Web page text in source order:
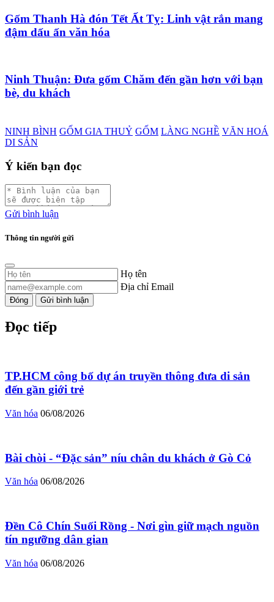
Gốm Thanh Hà đón Tết Ất Tỵ: Linh vật rắn mang
đậm dấu ấn văn hóa
Ninh Thuận: Đưa gốm Chăm đến gần hơn với bạn
bè, du khách
NINH BÌNH GỐM GIA THUỶ GỐM LÀNG NGHỀ VĂN HOÁ
DI SẢN
Ý kiến bạn đọc
Gửi bình luận
Thông tin người gửi
Họ tên
Địa chỉ Email
Đóng Gửi bình luận
Đọc tiếp
TP.HCM công bố dự án truyền thông đưa di sản
đến gần giới trẻ
Văn hóa 06/08/2026
Bài chòi - “Đặc sản” níu chân du khách ở Gò Cỏ
Văn hóa 06/08/2026
Đền Cô Chín Suối Rồng - Nơi gìn giữ mạch nguồn
tín ngưỡng dân gian
Văn hóa 06/08/2026